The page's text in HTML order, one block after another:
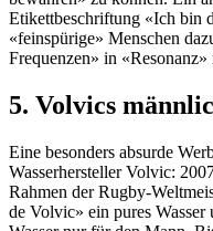
Etikettbeschriftung «Ich bin
«feinspürige» Menschen
Frequenzen» in
5. Volvics
Eine besonders absurde
Wasserhersteller Volvic:
Rahmen der Rugby-
de Volvic» ein pures